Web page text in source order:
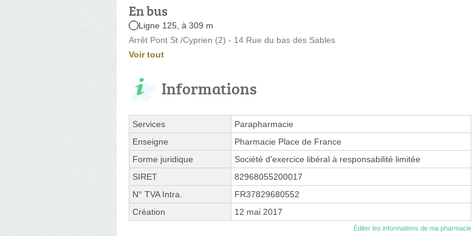
En bus
Ligne 125, à 309 m
Arrêt Pont St /Cyprien (2) - 14 Rue du bas des Sables
Voir tout
Informations
Services
Parapharmacie
Enseigne
Pharmacie Place de France
Forme juridique
Société d'exercice libéral à responsabilité limitée
SIRET
82968055200017
N° TVA Intra.
FR37829680552
Création
12 mai 2017
Éditer les informations de ma pharmacie